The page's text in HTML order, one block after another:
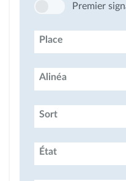
Premier
Place
Alinéa
Sort
État